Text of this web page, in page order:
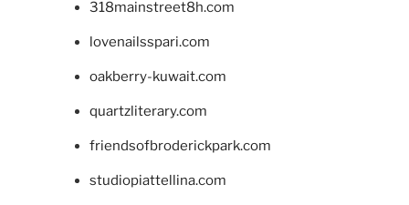
318mainstreet8h.com
lovenailsspari.com
oakberry-kuwait.com
quartzliterary.com
friendsofbroderickpark.com
studiopiattellina.com